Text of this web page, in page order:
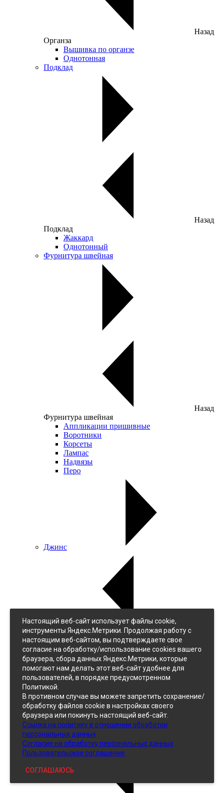
Назад
Органза
Вышивка по органзе
Однотонная
Подклад
Назад
Подклад
Жаккард
Однотонный
Фурнитура швейная
Назад
Фурнитура швейная
Аппликации пришивные
Воротники
Корсеты
Лампас
Надвязы
Перо
Джинс
Джинс
Однотонный
Принтованный
Кожзам
Настоящий веб-сайт использует файлы cookie,
инструменты Яндекс.Метрики. Продолжая работу с
настоящим веб-сайтом, вы подтверждаете свое
согласие на обработку/использование cookies вашего
браузера, сбора данных Яндекс.Метрики, которые
помогают нам делать этот веб-сайт удобнее для
пользователей, в порядке предусмотренном
Политикой.
В противном случае вы можете запретить сохранение/
обработку файлов cookie в настройках своего
браузера или покинуть настоящий веб-сайт.
Ссылка на политику в отношении обработки
персональных данных
Согласие на обработку персональных данных
Пользовательское соглашение
СОГЛАШАЮСЬ